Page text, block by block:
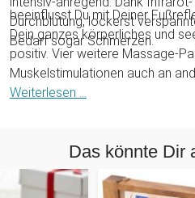
Durchblutung, lockerst
Bedarf sogar Schmerzen.
beeinflusst Du mit Deiner
Dein ganzes körperliches und
positiv. Vier weitere Massage-
Muskelstimulationen auch an
eingesetzt werden. Die
Zum Energiesparen verfügt das
Massagegerät zudem über eine
Abschaltautomatik nach 25
Weiterlesen ...
Das könnte Dir